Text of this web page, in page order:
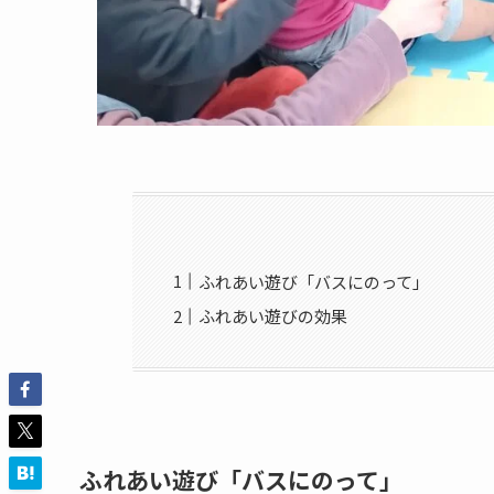
ふれあい遊び「バスにのって」
ふれあい遊びの効果
ふれあい遊び「バスにのって」